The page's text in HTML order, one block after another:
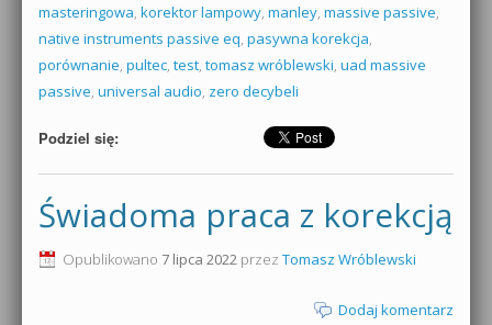
masteringowa, korektor lampowy, manley, massive passive,
native instruments passive eq, pasywna korekcja,
porównanie, pultec, test, tomasz wróblewski, uad massive
passive, universal audio, zero decybeli
Podziel się:
Świadoma praca z korekcją
Opublikowano 7 lipca 2022 przez Tomasz Wróblewski
Dodaj komentarz